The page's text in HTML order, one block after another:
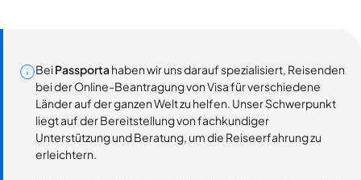
BeiPassportahaben wir uns darauf spezialisiert, Reisenden
bei der Online-Beantragung von Visa für verschiedene
Länder auf der ganzen Welt zu helfen. Unser Schwerpunkt
liegt auf der Bereitstellung von fachkundiger
Unterstützung und Beratung, um die Reiseerfahrung zu
erleichtern.